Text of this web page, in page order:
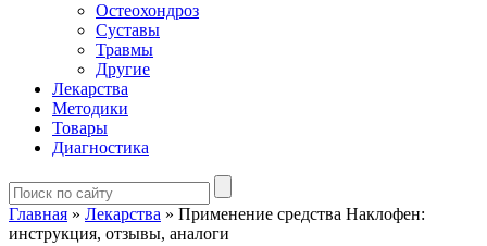
Остеохондроз
Суставы
Травмы
Другие
Лекарства
Методики
Товары
Диагностика
Главная » Лекарства » Применение средства Наклофен:
инструкция, отзывы, аналоги